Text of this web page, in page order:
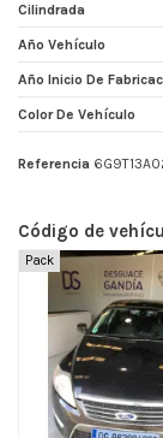
Cilindrada
Año Vehículo
Año Inicio De
Color De Vehículo
Referencia
Código de
Pack